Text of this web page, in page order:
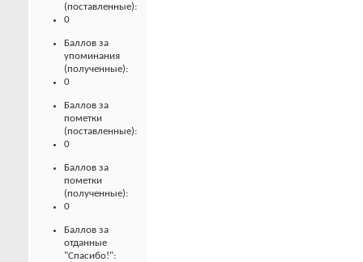
(поставленные):
0
Баллов за
упоминания
(полученные):
0
Баллов за
пометки
(поставленные):
0
Баллов за
пометки
(полученные):
0
Баллов за
отданные
"Спасибо!":